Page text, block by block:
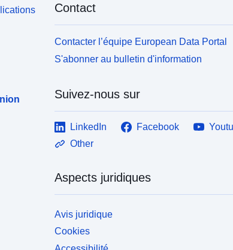
Contact
Contacter l’équipe European Data Portal
S'abonner au bulletin d'information
Suivez-nous sur
LinkedIn Facebook
Other
Aspects juridiques
Avis juridique
Cookies